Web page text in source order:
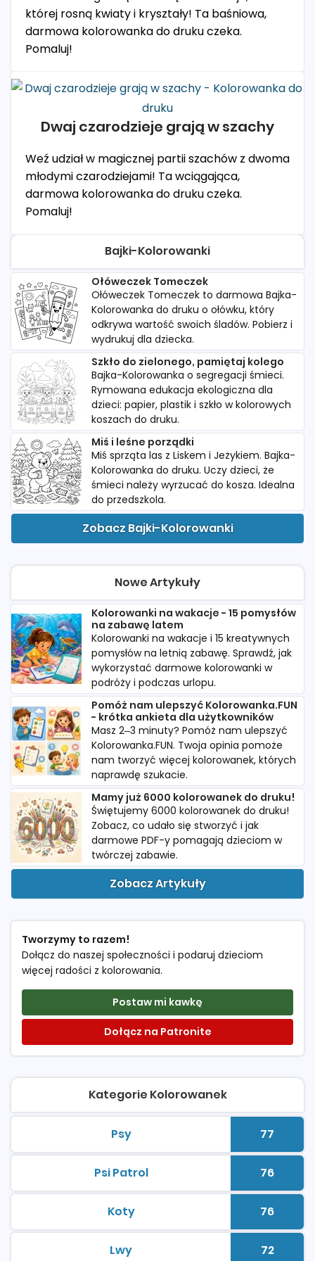
której rosną kwiaty i kryształy! Ta baśniowa,
darmowa kolorowanka do druku czeka.
Pomaluj!
Dwaj czarodzieje grają w szachy
Weź udział w magicznej partii szachów z dwoma
młodymi czarodziejami! Ta wciągająca,
darmowa kolorowanka do druku czeka.
Pomaluj!
Bajki-Kolorowanki
Ołóweczek Tomeczek
Ołóweczek Tomeczek to darmowa Bajka-
Kolorowanka do druku o ołówku, który
odkrywa wartość swoich śladów. Pobierz i
wydrukuj dla dziecka.
Szkło do zielonego, pamiętaj kolego
Bajka-Kolorowanka o segregacji śmieci.
Rymowana edukacja ekologiczna dla
dzieci: papier, plastik i szkło w kolorowych
koszach do druku.
Miś i leśne porządki
Miś sprząta las z Liskem i Jeżykiem. Bajka-
Kolorowanka do druku. Uczy dzieci, że
śmieci należy wyrzucać do kosza. Idealna
do przedszkola.
Zobacz Bajki-Kolorowanki
Nowe Artykuły
Kolorowanki na wakacje - 15 pomysłów
na zabawę latem
Kolorowanki na wakacje i 15 kreatywnych
pomysłów na letnią zabawę. Sprawdź, jak
wykorzystać darmowe kolorowanki w
podróży i podczas urlopu.
Pomóż nam ulepszyć Kolorowanka.FUN
- krótka ankieta dla użytkowników
Masz 2–3 minuty? Pomóż nam ulepszyć
Kolorowanka.FUN. Twoja opinia pomoże
nam tworzyć więcej kolorowanek, których
naprawdę szukacie.
Mamy już 6000 kolorowanek do druku!
Świętujemy 6000 kolorowanek do druku!
Zobacz, co udało się stworzyć i jak
darmowe PDF-y pomagają dzieciom w
twórczej zabawie.
Zobacz Artykuły
Tworzymy to razem!
Dołącz do naszej społeczności i podaruj dzieciom
więcej radości z kolorowania.
Postaw mi kawkę
Dołącz na Patronite
Kategorie Kolorowanek
Psy
kolorowanki do druku Liczba
77
Psi Patrolkolorowanki do druku Liczba
76
Koty
kolorowanki do druku Liczba
76
Lwy 72